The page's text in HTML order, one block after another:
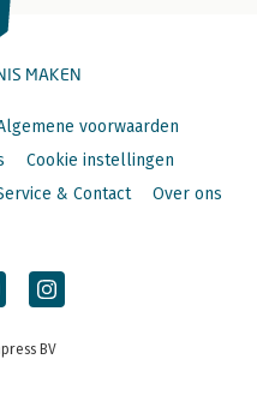
MAKEN
voorwaarden
Cookie instellingen
& Contact Over ons
BV